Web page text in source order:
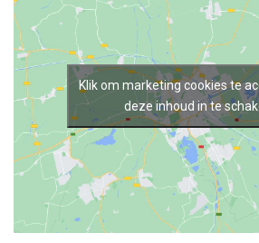
Klik om marketing cookies te
deze inhoud in te